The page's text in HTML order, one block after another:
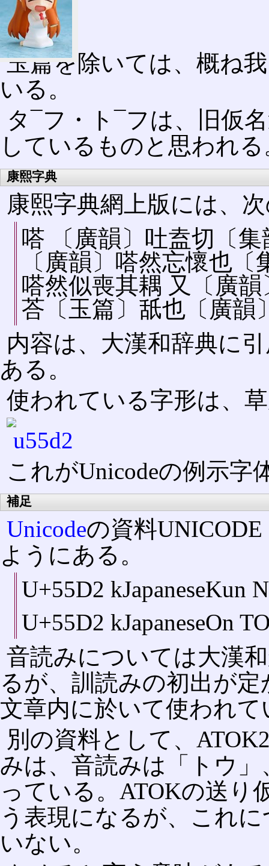
玉篇を除いては、概ね
いる。
タ¯フ・ト¯フは、旧仮
しているものと思われる
康熙字典
康熙字典網上版には、
嗒 〔廣韻〕吐盍切〔
〔廣韻〕嗒然忘󠄁懷也
嗒然似喪其耦 又〔廣
荅〔玉篇〕舐也〔廣韻
内容は、大漢和辞典に
ある。
使われている字形は、
これがUnicodeの例示字
補足
Unicodeの資料
ようにある。
U+55D2 kJapaneseKun
U+55D2 kJapaneseOn
音読みについては大漢
るが、訓読みの初出が
文章内に於いて使われ
別の資料として、
みは、音読みは「トウ
っている。ATOKの送り
う表現になるが、これ
いない。